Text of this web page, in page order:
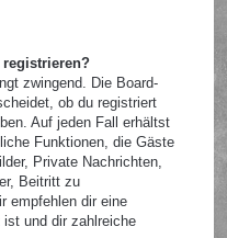
zwingend. Die Board-
ob du registriert
Auf jeden Fall erhältst
Funktionen, die Gäste
Private Nachrichten,
Beitritt zu
empfehlen dir eine
und dir zahlreiche